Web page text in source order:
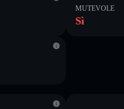
MUTEVOLE
Sì